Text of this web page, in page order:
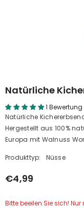
Natürliche
1 Bewertung
Natürliche
Hergestellt aus 100%
Europa mit Walnuss
Produkttyp: Nüsse
€4,99
Bitte beeilen Sie sich!